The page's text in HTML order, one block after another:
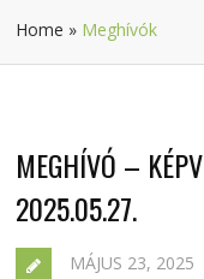
Home » Meghívók
MEGHÍVÓ –
2025.05.27.
MÁJUS 23, 2025